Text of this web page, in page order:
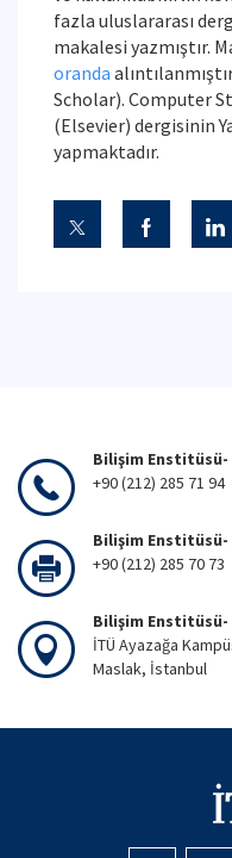
fazla uluslararası
makalesi yazmıştır.
oranda
Scholar). Computer
(Elsevier) dergisinin
yapmaktadır.
Bilişim
+90 (212) 285 71 94
Bilişim Enstitüsü-
+90 (212) 285 70 73
Bilişim Enstitüsü-
İTÜ Ayazağa
Maslak, İstanbul